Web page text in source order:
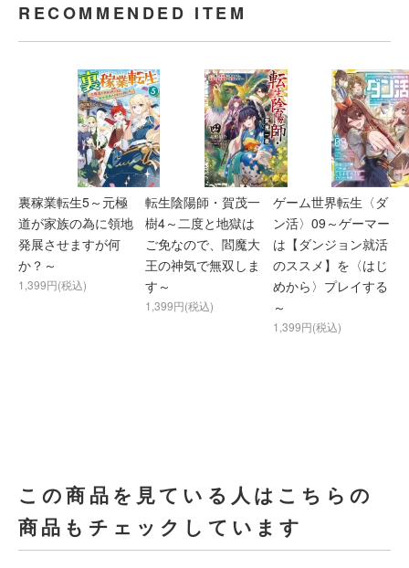
RECOMMENDED ITEM
裏稼業転生5～元極
道が家族の為に領地
発展させますが何
か？～
1,399円(税込)
転生陰陽師・賀茂一
樹4～二度と地獄は
ご免なので、閻魔大
王の神気で無双しま
す～
1,399円(税込)
ゲーム世界転生〈ダ
ン活〉09～ゲーマー
は【ダンジョン就活
のススメ】を〈はじ
めから〉プレイする
～
1,399円(税込)
この商品を見ている人はこちらの
商品もチェックしています